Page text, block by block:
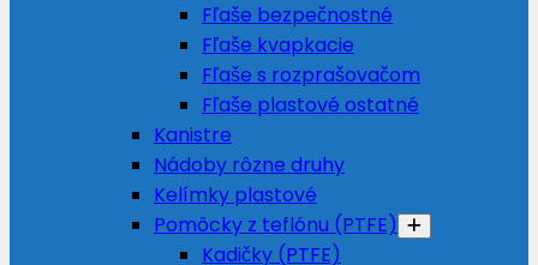
Fľaše bezpečnostné
Fľaše kvapkacie
Fľaše s rozprašovačom
Fľaše plastové ostatné
Kanistre
Nádoby rôzne druhy
Kelímky plastové
Pomôcky z teflónu (PTFE)
Kadičky (PTFE)